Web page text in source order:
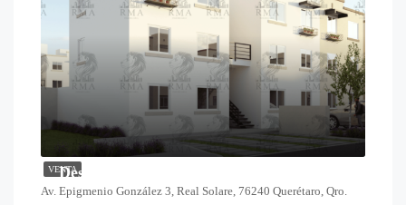
VENTA
Desde $1,099,000
Av. Epigmenio González 3, Real Solare, 76240 Querétaro, Qro.